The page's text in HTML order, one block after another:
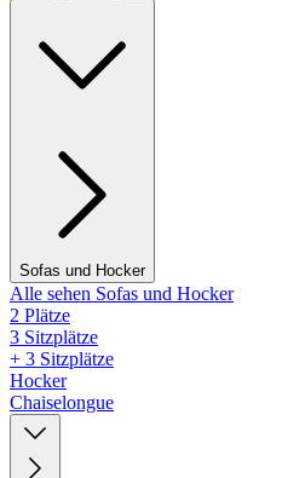
Sofas und Hocker
Alle sehen Sofas und Hocker
2 Plätze
3 Sitzplätze
+ 3 Sitzplätze
Hocker
Chaiselongue